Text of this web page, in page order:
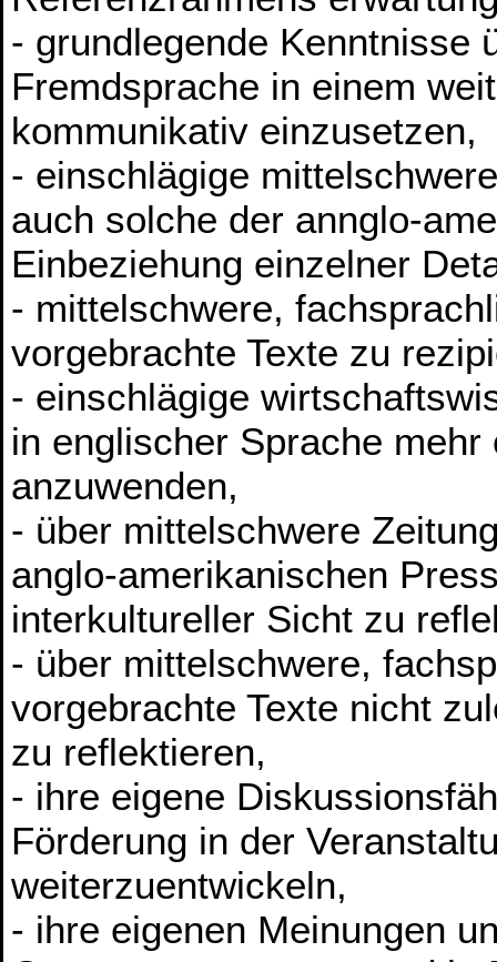
- grundlegende Kenntnisse
Fremdsprache in einem
kommunikativ einzusetzen,
- einschlägige
auch solche der annglo-
Einbeziehung einzelner
- mittelschwere,
vorgebrachte Texte zu
- einschlägige
in englischer Sprache
anzuwenden,
- über mittelschwere
anglo-amerikanischen
interkultureller Sicht zu
- über mittelschwere,
vorgebrachte Texte nicht
zu reflektieren,
- ihre eigene
Förderung in der
weiterzuentwickeln,
- ihre eigenen Meinungen